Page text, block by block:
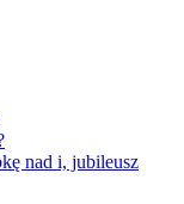
nad i, jubileusz